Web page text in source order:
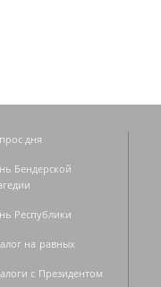
дня
Бендерской
Республики
на равных
с Президентом